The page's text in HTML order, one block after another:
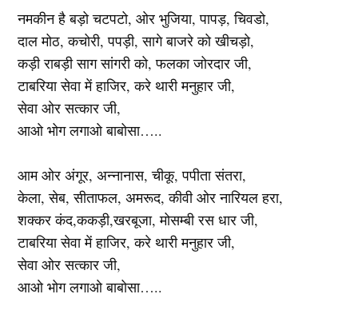
नमकीन है बड़ो चटपटो, ओर भुजिया, पापड़, चिवडो,
दाल मोठ, कचोरी, पपड़ी, सागे बाजरे को खीचड़ो,
कड़ी राबड़ी साग सांगरी को, फलका जोरदार जी,
टाबरिया सेवा में हाजिर, करे थारी मनुहार जी,
सेवा ओर सत्कार जी,
आओ भोग लगाओ बाबोसा…..
आम ओर अंगूर, अन्नानास, चीकू, पपीता संतरा,
केला, सेब, सीताफल, अमरूद, कीवी ओर नारियल हरा,
शक्कर कंद,ककड़ी,खरबूजा, मोसम्बी रस धार जी,
टाबरिया सेवा में हाजिर, करे थारी मनुहार जी,
सेवा ओर सत्कार जी,
आओ भोग लगाओ बाबोसा…..